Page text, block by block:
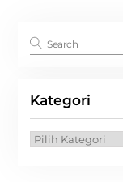
Kategori
Kategori